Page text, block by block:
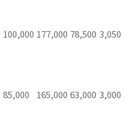
100,000 177,000 78,500 3,050
85,000 165,000 63,000 3,000